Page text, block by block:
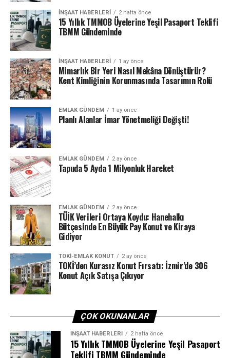
Depremde yıkılan 8 binanın bulunduğu 7 bölgede TOKİ
tarafından bina yapımına başlanırken rezerv alan ilan
edilen Bayraklı Şehir Hastanesi yanındaki 375 hektarlık
alanda da binalar yükselmeye başladı.
Rezerv alandaki ilk konutlar, depremin birinci yılında
Cumhurbaşkanı Recep Tayyip Erdoğan’ın katıldığı
törenle hak sahiplerine teslim edildi.
Tamamlanan iki büyük konut projesiyle depremin
üzerinden geçen 4 yılda depremzedelere toplam 4 bin
602 konutun teslimi yapıldı.
“Güvenli bir şekilde evlerinde
oturmaya devam ediyorlar”
TOKİ Uygulama Daire Başkanı Emrah Bıyıkoğlu, yaptığı
açıklamada, İzmir’de meydana gelen depremin ardından
çalışmaların hızlı bir şekilde başladığını hatırlattı.
Depremin en çok etkilediği Bayraklı şehir merkezindeki 7
etapta toplam 1404 konutun ihalesini yaptıklarını
belirten Bıyıkoğlu, “Bir yıl dolmadan da konutların
İNŞAAT HABERLERI 2 hafta önce
15 Yıllık TMMOB Üyelerine Yeşil Pasaport Teklifi
TBMM Gündeminde
İNŞAAT HABERLERI 1 ay önce
Mimarlık Bir Yeri Nasıl Mekâna Dönüştürür?
Kent Kimliğinin Korunmasında Tasarımın Rolü
EMLAK GÜNDEM 1 ay önce
Planlı Alanlar İmar Yönetmeliği Değişti!
EMLAK GÜNDEM 2 ay önce
Tapuda 5 Ayda 1 Milyonluk Hareket
EMLAK GÜNDEM 2 ay önce
TÜİK Verileri Ortaya Koydu: Hanehalkı
Bütçesinde En Büyük Pay Konut ve Kiraya
Gidiyor
TOKI-EMLAK KONUT 2 ay önce
TOKİ’den Kurasız Konut Fırsatı: İzmir’de 306
Konut Açık Satışa Çıkıyor
ÇOK OKUNANLAR
İNŞAAT HABERLERI 2 hafta önce
15 Yıllık TMMOB Üyelerine Yeşil Pasaport
Teklifi TBMM Gündeminde